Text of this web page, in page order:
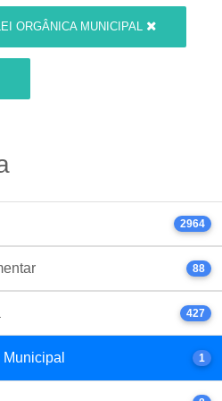
ORGÂNICA MUNICIPAL
2964
88
427
1